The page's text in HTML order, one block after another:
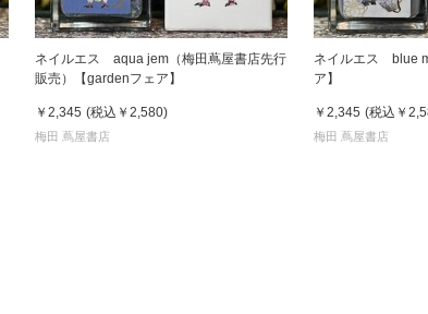
ネイルエス aqua jem（梅田蔦屋書店先行
販売）【gardenフェア】
￥2,345 (税込 ￥2,580)
梅田 蔦屋書店
ネイルエス blue
ア】
￥2,345 (税込 ￥
梅田 蔦屋書店